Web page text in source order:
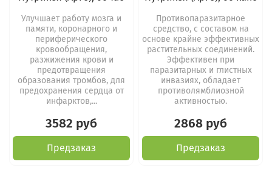
Улучшает работу мозга и
памяти, коронарного и
периферического
кровообращения,
разжижения крови и
предотвращения
образования тромбов, для
предохранения сердца от
инфарктов,...
3582 руб
Предзаказ
Противопаразитарное
средство, с составом на
основе крайне эффективных
растительных соединений.
Эффективен при
паразитарных и глистных
инвазиях, обладает
противолямблиозной
активностью.
2868 руб
Предзаказ